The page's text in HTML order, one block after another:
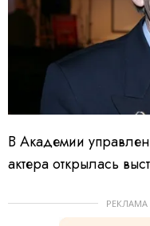
В Академии
актера открылась